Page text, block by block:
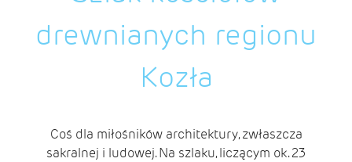
drewnianych regionu
Kozła
Coś dla miłośników architektury, zwłaszcza
sakralnej i ludowej. Na szlaku, liczącym ok. 23